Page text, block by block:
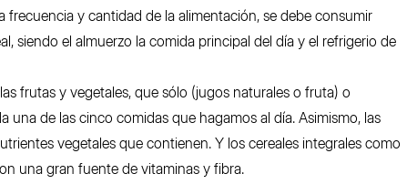
frecuencia y cantidad de la alimentación, se debe consumir
siendo el almuerzo la comida principal del día y el refrigerio de
frutas y vegetales, que sólo (jugos naturales o fruta) o
una de las cinco comidas que hagamos al día. Asimismo, las
vegetales que contienen. Y los cereales integrales como
una gran fuente de vitaminas y fibra.